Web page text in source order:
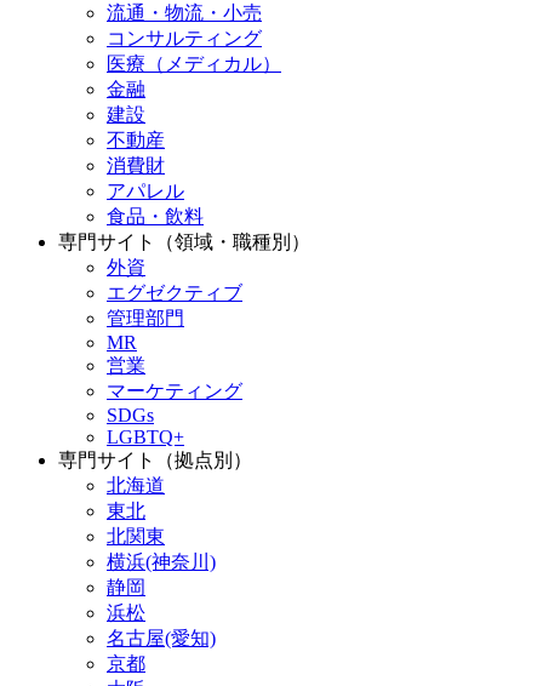
流通・物流・小売
コンサルティング
医療（メディカル）
金融
建設
不動産
消費財
アパレル
食品・飲料
専門サイト（領域・職種別）
外資
エグゼクティブ
管理部門
MR
営業
マーケティング
SDGs
LGBTQ+
専門サイト（拠点別）
北海道
東北
北関東
横浜(神奈川)
静岡
浜松
名古屋(愛知)
京都